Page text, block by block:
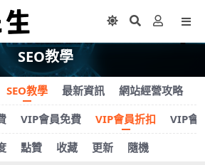
SEO教學
SEO教學 最新資訊 網站經營攻略
VIP會員免費 VIP會員折扣
VIP會
點贊 收藏 更新 隨機